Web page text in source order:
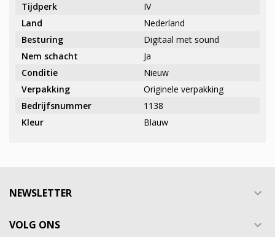
Tijdperk
IV
Land
Nederland
Besturing
Digitaal met sound
Nem schacht
Ja
Conditie
Nieuw
Verpakking
Originele verpakking
Bedrijfsnummer
1138
Kleur
Blauw
NEWSLETTER 
VOLG ONS 